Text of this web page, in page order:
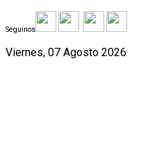
Seguinos
Viernes, 07 Agosto 2026